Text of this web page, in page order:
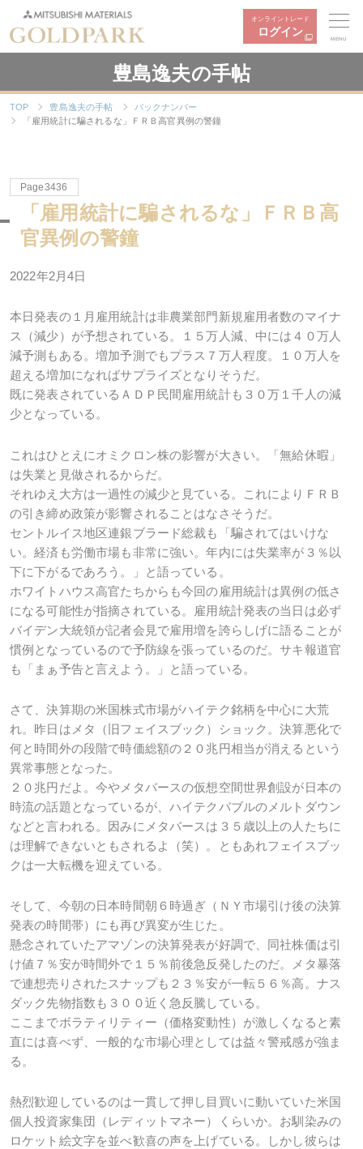
オンライントレード
ログイン
MENU
豊島逸夫の手帖
TOP 豊島逸夫の手帖
バックナンバー
「雇用統計に騙されるな」ＦＲＢ高官異例の警鐘
Page3436
「雇用統計に騙されるな」ＦＲＢ高
官異例の警鐘
2022年2月4日
本日発表の１月雇用統計は非農業部門新規雇用者数のマイナ
ス（減少）が予想されている。１５万人減、中には４０万人
減予測もある。増加予測でもプラス７万人程度。１０万人を
超える増加になればサプライズとなりそうだ。
既に発表されているＡＤＰ民間雇用統計も３０万１千人の減
少となっている。
これはひとえにオミクロン株の影響が大きい。「無給休暇」
は失業と見做されるからだ。
それゆえ大方は一過性の減少と見ている。これによりＦＲＢ
の引き締め政策が影響されることはなさそうだ。
セントルイス地区連銀ブラード総裁も「騙されてはいけな
い。経済も労働市場も非常に強い。年内には失業率が３％以
下に下がるであろう。」と語っている。
ホワイトハウス高官たちからも今回の雇用統計は異例の低さ
になる可能性が指摘されている。雇用統計発表の当日は必ず
バイデン大統領が記者会見で雇用増を誇らしげに語ることが
慣例となっているので予防線を張っているのだ。サキ報道官
も「まぁ予告と言えよう。」と語っている。
さて、決算期の米国株式市場がハイテク銘柄を中心に大荒
れ。昨日はメタ（旧フェイスブック）ショック。決算悪化で
何と時間外の段階で時価総額の２０兆円相当が消えるという
異常事態となった。
２０兆円だよ。今やメタバースの仮想空間世界創設が日本の
時流の話題となっているが、ハイテクバブルのメルトダウン
などと言われる。因みにメタバースは３５歳以上の人たちに
は理解できないともされるよ（笑）。ともあれフェイスブッ
クは一大転機を迎えている。
そして、今朝の日本時間朝６時過ぎ（ＮＹ市場引け後の決算
発表の時間帯）にも再び異変が生じた。
懸念されていたアマゾンの決算発表が好調で、同社株価は引
け値７％安が時間外で１５％前後急反発したのだ。メタ暴落
で連想売りされたスナップも２３％安が一転５６％高。ナス
ダック先物指数も３００近く急反騰している。
ここまでボラティリティー（価格変動性）が激しくなると素
直には喜べず、一般的な市場心理としては益々警戒感が強ま
る。
熱烈歓迎しているのは一貫して押し目買いに動いていた米国
個人投資家集団（レディットマネー）くらいか。お馴染みの
ロケット絵文字を並べ歓喜の声を上げている。しかし彼らは